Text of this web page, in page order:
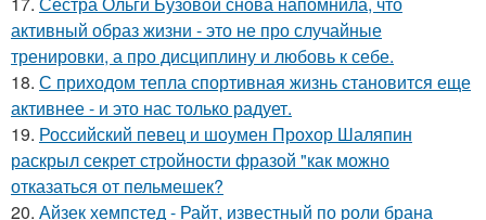
активный образ жизни - это не про случайные
тренировки, а про дисциплину и любовь к себе.
18. С приходом тепла спортивная жизнь становится еще
активнее - и это нас только радует.
19. Российский певец и шоумен Прохор Шаляпин
раскрыл секрет стройности фразой "как можно
отказаться от пельмешек?
20. Айзек хемпстед - Райт, известный по роли брана